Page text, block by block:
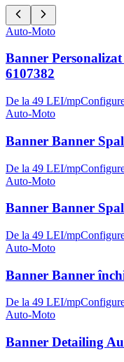
Auto-Moto
Banner
6107382
De la 49 LEI/mp
Auto-Moto
Banner Banner
De la 49 LEI/mp
Auto-Moto
Banner Banner
De la 49 LEI/mp
Auto-Moto
Banner Banner
De la 49 LEI/mp
Auto-Moto
Banner Detailing